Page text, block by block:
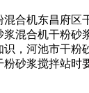
机东昌府区
混合机干粉
，河池市干
砂浆搅拌站